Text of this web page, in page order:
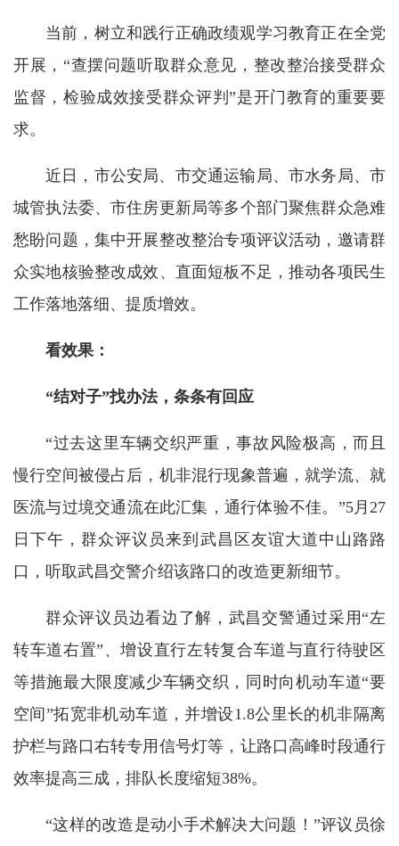
当前，树立和践行正确政绩观学习教育正在全党
开展，“查摆问题听取群众意见，整改整治接受群众
监督，检验成效接受群众评判”是开门教育的重要要
求。
近日，市公安局、市交通运输局、市水务局、市
城管执法委、市住房更新局等多个部门聚焦群众急难
愁盼问题，集中开展整改整治专项评议活动，邀请群
众实地核验整改成效、直面短板不足，推动各项民生
工作落地落细、提质增效。
看效果：
“结对子”找办法，条条有回应
“过去这里车辆交织严重，事故风险极高，而且
慢行空间被侵占后，机非混行现象普遍，就学流、就
医流与过境交通流在此汇集，通行体验不佳。”5月27
日下午，群众评议员来到武昌区友谊大道中山路路
口，听取武昌交警介绍该路口的改造更新细节。
群众评议员边看边了解，武昌交警通过采用“左
转车道右置”、增设直行左转复合车道与直行待驶区
等措施最大限度减少车辆交织，同时向机动车道“要
空间”拓宽非机动车道，并增设1.8公里长的机非隔离
护栏与路口右转专用信号灯等，让路口高峰时段通行
效率提高三成，排队长度缩短38%。
“这样的改造是动小手术解决大问题！”评议员徐